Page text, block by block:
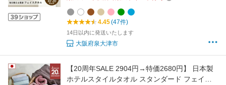
セット まとめ買い 吸水性 翌日配送
4.45(47件)
14日以内に発送いたします
大阪府泉大津市
【20周年SALE 2904円→特価2680円】 日本製
ホテルスタイルタオル スタンダード フェイス